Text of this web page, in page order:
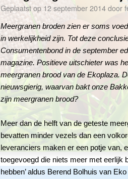
Geplaatst op 12 september 2014door
Meergranen broden zien er soms
in werkelijkheid zijn. Tot deze
Consumentenbond in de september
magazine. Positieve uitschieter was
meergranen brood van de Ekoplaza.
nieuwsgierig, waarvan bakt onze
zijn meergranen brood?
Meer dan de helft van de geteste
bevatten minder vezels dan een
leveranciers maken er een potje van,
toegevoegd die niets meer met eerlijk
hebben’ aldus Berend Bolhuis van